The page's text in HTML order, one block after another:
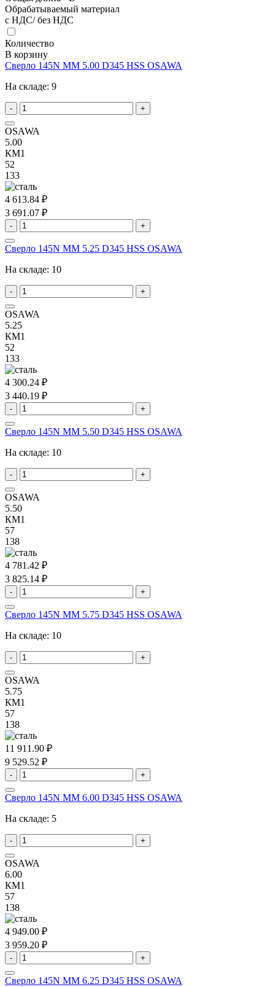
Обрабатываемый материал
с НДС/ без НДС
Количество
В корзину
Сверло 145N MM 5.00 D345 HSS OSAWA
На складе: 9
- +
OSAWA
5.00
КМ1
52
133
4 613.84 ₽
3 691.07 ₽
- +
Сверло 145N MM 5.25 D345 HSS OSAWA
На складе: 10
- +
OSAWA
5.25
КМ1
52
133
4 300.24 ₽
3 440.19 ₽
- +
Сверло 145N MM 5.50 D345 HSS OSAWA
На складе: 10
- +
OSAWA
5.50
КМ1
57
138
4 781.42 ₽
3 825.14 ₽
- +
Сверло 145N MM 5.75 D345 HSS OSAWA
На складе: 10
- +
OSAWA
5.75
КМ1
57
138
11 911.90 ₽
9 529.52 ₽
- +
Сверло 145N MM 6.00 D345 HSS OSAWA
На складе: 5
- +
OSAWA
6.00
КМ1
57
138
4 949.00 ₽
3 959.20 ₽
- +
Сверло 145N MM 6.25 D345 HSS OSAWA